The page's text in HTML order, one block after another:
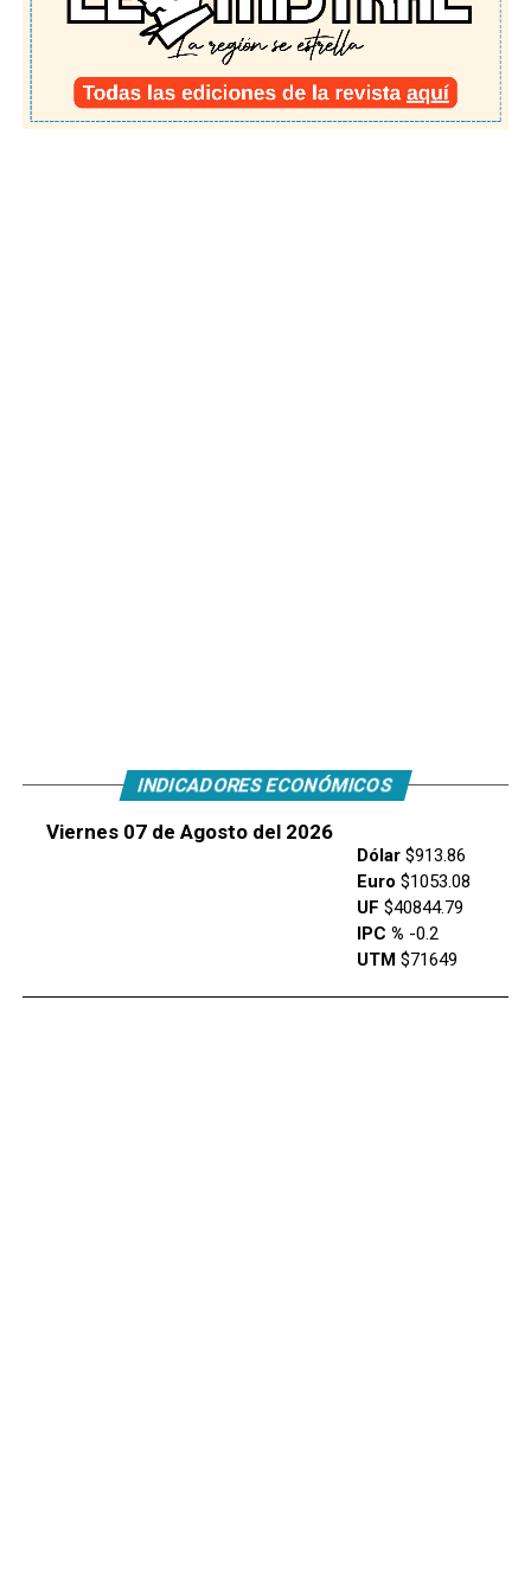
INDICADORES ECONÓMICOS
Viernes 07 de Agosto del 2026
Dólar$913.86
Euro $1053.08
UF $40844.79
IPC % -0.2
UTM $71649